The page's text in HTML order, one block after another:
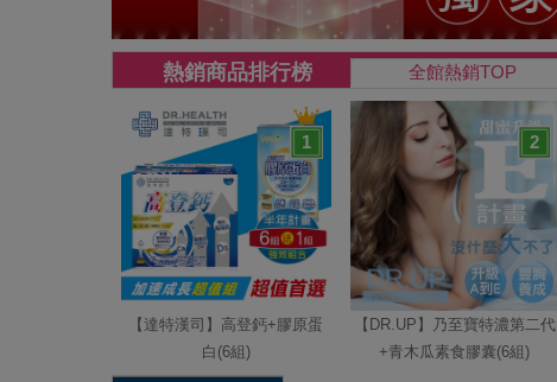
熱銷商品排行榜 全館熱銷TOP
1
【達特漢司】高登鈣+膠原蛋
白(6組)
2
【DR.UP】乃至寶特濃第二代
+青木瓜素食膠囊(6組)